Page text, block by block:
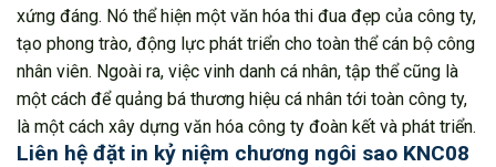
xứng đáng. Nó thể hiện một văn hóa thi đua đẹp của công ty,
tạo phong trào, động lực phát triển cho toàn thể cán bộ công
nhân viên. Ngoài ra, việc vinh danh cá nhân, tập thể cũng là
một cách để quảng bá thương hiệu cá nhân tới toàn công ty,
là một cách xây dựng văn hóa công ty đoàn kết và phát triển.
Liên hệ đặt in kỷ niệm chương ngôi sao KNC08